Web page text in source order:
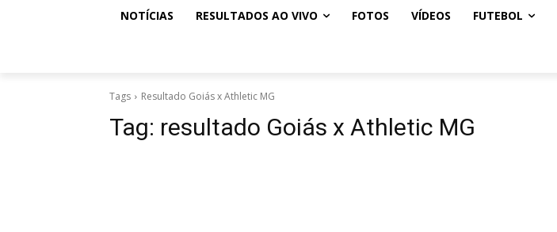
NOTÍCIAS RESULTADOS AO VIVO FOTOS VÍDEOS FUTEBOL
Tags Resultado Goiás x Athletic MG
Tag: resultado Goiás x Athletic MG